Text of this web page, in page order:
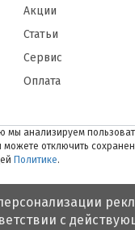
Акции
Статьи
Сервис
Оплата
анализируем
отключить
Политике.
с